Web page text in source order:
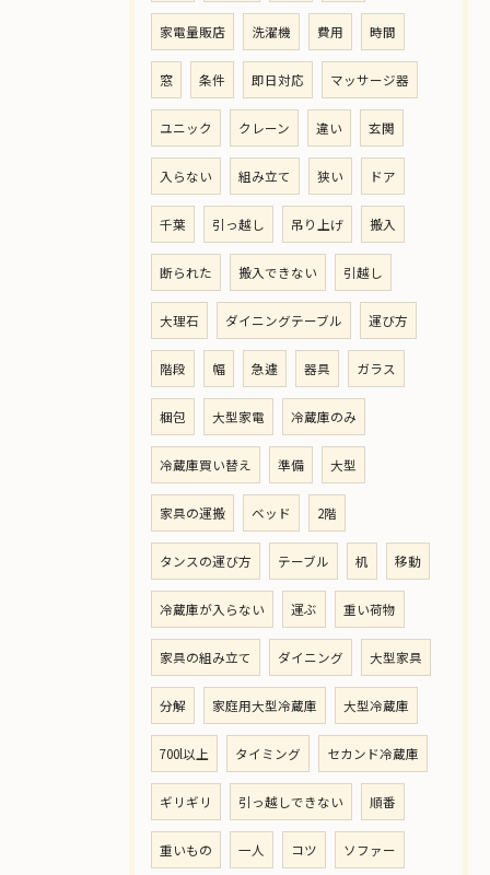
家電量販店 洗濯機 費用 時間
窓 条件 即日対応 マッサージ器
ユニック クレーン 違い 玄関
入らない 組み立て 狭い ドア
千葉 引っ越し 吊り上げ 搬入
断られた 搬入できない 引越し
大理石 ダイニングテーブル 運び方
階段 幅 急遽 器具 ガラス
梱包 大型家電 冷蔵庫のみ
冷蔵庫買い替え 準備 大型
家具の運搬 ベッド 2階
タンスの運び方 テーブル 机 移動
冷蔵庫が入らない 運ぶ 重い荷物
家具の組み立て ダイニング 大型家具
分解 家庭用大型冷蔵庫 大型冷蔵庫
700l以上 タイミング セカンド冷蔵庫
ギリギリ 引っ越しできない 順番
重いもの 一人 コツ ソファー